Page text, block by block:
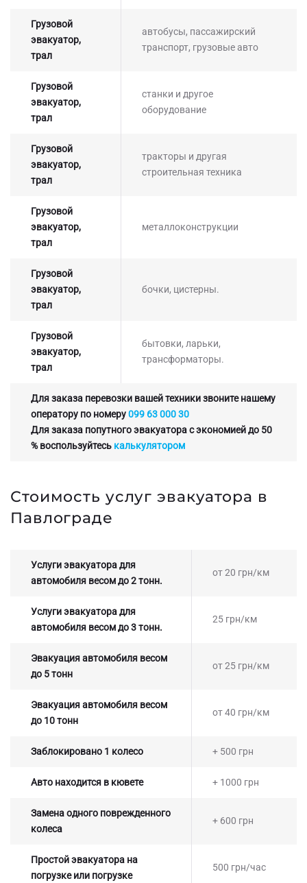
Грузовой
эвакуатор,
трал
автобусы, пассажирский
транспорт, грузовые авто
Грузовой
эвакуатор,
трал
станки и другое
оборудование
Грузовой
эвакуатор,
трал
тракторы и другая
строительная техника
Грузовой
эвакуатор,
трал
металлоконструкции
Грузовой
эвакуатор,
трал
бочки, цистерны.
Грузовой
эвакуатор,
трал
бытовки, ларьки,
трансформаторы.
Для заказа перевозки вашей техники звоните нашему
оператору по номеру099 63 000 30
Для заказа попутного эвакуатора с экономией до 50
% воспользуйтесь калькулятором
Стоимость услуг эвакуатора в
Павлограде
Услуги эвакуатора для
автомобиля весом до 2 тонн.
от 20 грн/км
Услуги эвакуатора для
автомобиля весом до 3 тонн.
25 грн/км
Эвакуация автомобиля весом
до 5 тонн
от 25 грн/км
Эвакуация автомобиля весом
до 10 тонн
от 40 грн/км
Заблокировано 1 колесо + 500 грн
Авто находится в кювете + 1000 грн
Замена одного поврежденного
колеса
+ 600 грн
Простой эвакуатора на
погрузке или погрузке
500 грн/час
Оставьте заявку на просчет